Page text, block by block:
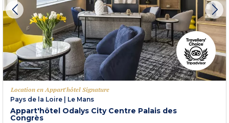
Location en Appart'hôtel Signature
Pays de la Loire
Le Mans
Appart'hôtel Odalys City Centre Palais des
Congrès